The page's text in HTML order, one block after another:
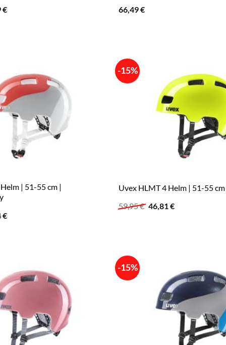
€Aktueller
66,49€
| 51-55 cm |
€Aktueller
-15%
Uvex HLMT 4 Helm | 51-55
59,95€ Ursprünglicher
Preis
46,81€Aktueller
-15%